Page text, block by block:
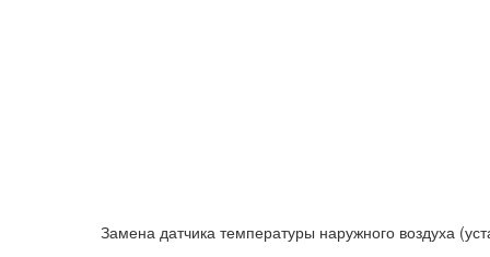
Замена датчика температуры наружного воздуха